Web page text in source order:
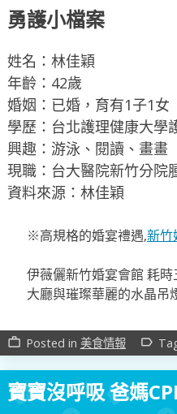
勇護小檔案
姓名：林佳穎
年齡：42歲
婚姻：已婚，育有1子1女
學歷：台北護理健康大學
興趣：游泳、閱讀、畫畫
現職：台大醫院新竹分院
資料來源：林佳穎
※高規格的婚宴禮遇,新竹
伊薇儷新竹婚宴會館 耗
大廳與璀璨華麗的水晶吊
work_outline Posted in 美食情報 label_outline
寶寶沒呼吸 爸媽